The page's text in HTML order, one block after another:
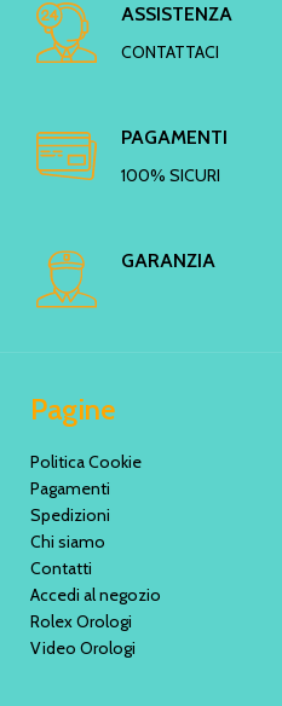
ASSISTENZA
CONTATTACI
PAGAMENTI
100% SICURI
GARANZIA
Pagine
Politica Cookie
Pagamenti
Spedizioni
Chi siamo
Contatti
Accedi al negozio
Rolex Orologi
Video Orologi